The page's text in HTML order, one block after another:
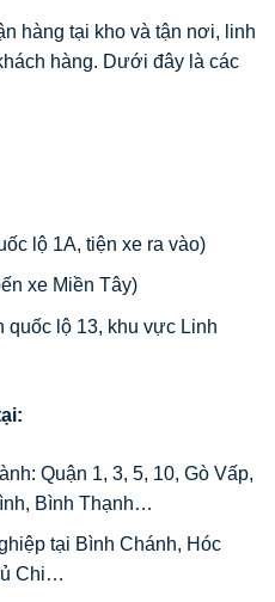
hàng tại kho và tận nơi, linh
hàng. Dưới đây là các
lộ 1A, tiện xe ra vào)
xe Miền Tây)
quốc lộ 13, khu vực Linh
Quận 1, 3, 5, 10, Gò Vấp,
Bình Thạnh…
tại Bình Chánh, Hóc
Chi…